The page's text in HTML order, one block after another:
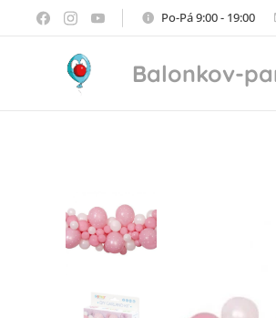
Po-Pá 9:00 - 19:00
Balonkov-